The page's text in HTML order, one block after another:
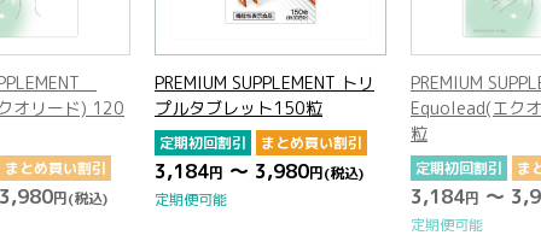
オリード) 120
まとめ買い割引
円(税込)
PREMIUM SUPPLEMENT トリ
プルタブレット150粒
定期初回割引 まとめ買い割引
3,184円 ～ 3,980円(税込)
定期便可能
PREMIUM
Equolead(エク
粒
定期初回割引 ま
3,184円 ～
定期便可能